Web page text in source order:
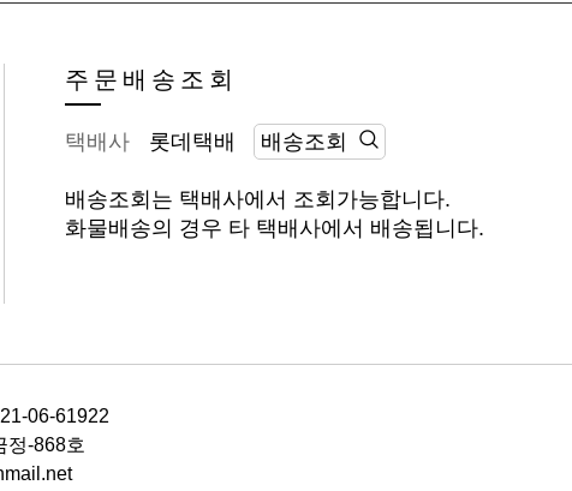
주문배송조회
택배 사 롯데택배 배송조회
배송조회는 택배사에서 조회가능합니다.
화물배송의 경우 타 택배사에서 배송됩니다.
06-61922
정-868호